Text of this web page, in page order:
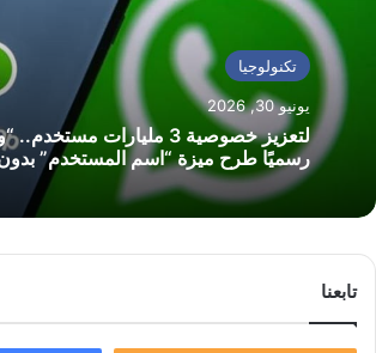
تكنولوجيا
يونيو 30, 2026
لتعزيز خصوصية 3 مليارات
رسميًا طرح ميزة “اسم المستخدم”
تابعنا